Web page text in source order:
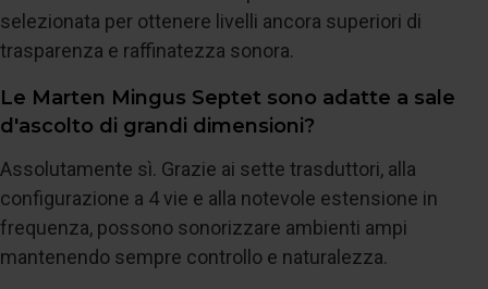
selezionata per ottenere livelli ancora superiori di
trasparenza e raffinatezza sonora.
Le Marten Mingus Septet sono adatte a sale
d'ascolto di grandi dimensioni?
Assolutamente sì. Grazie ai sette trasduttori, alla
configurazione a 4 vie e alla notevole estensione in
frequenza, possono sonorizzare ambienti ampi
mantenendo sempre controllo e naturalezza.